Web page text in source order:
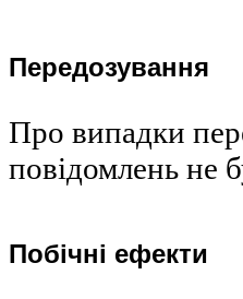
Передозування
Про випадки
повідомлень не
Побічні ефекти